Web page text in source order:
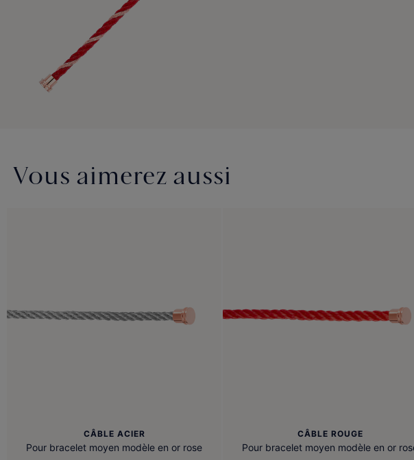
Vous aimerez aussi
CÂBLE ACIER
Pour bracelet moyen modèle en or rose
CÂBLE ROUGE
Pour bracelet moyen modèle en or